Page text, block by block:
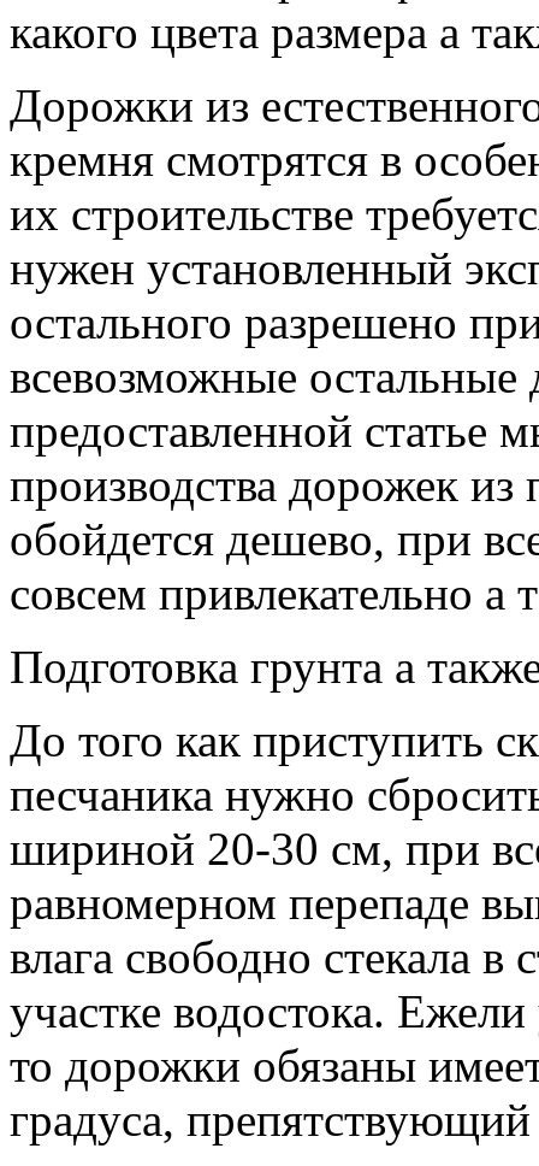
какого цвета размера а
Дорожки из
кремня смотрятся в
их строительстве
нужен установленный
остального разрешено
всевозможные
предоставленной статье
производства дорожек из
обойдется дешево, при
совсем привлекательно а
Подготовка грунта а
До того как приступить
песчаника нужно
шириной 20-30 см, при
равномерном перепаде
влага свободно стекала
участке водостока.
то дорожки обязаны
градуса,